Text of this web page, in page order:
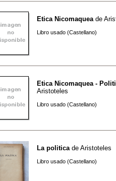
Etica Nicomaquea de
Libro usado (Castellano)
Etica Nicomaquea -
Aristoteles
Libro usado (Castellano)
La politica de Aristoteles
Libro usado (Castellano)